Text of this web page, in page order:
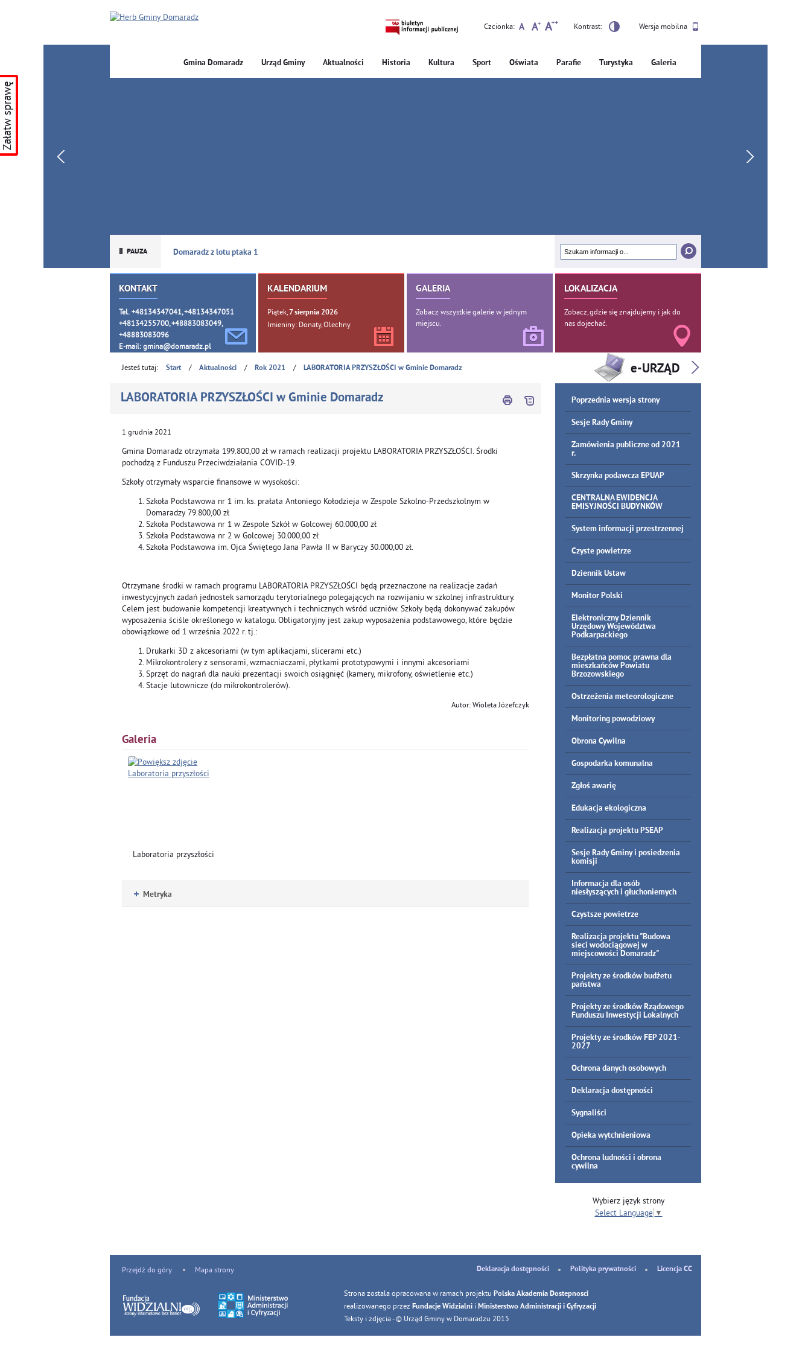
Wersja mobilna
Czcionka: Kontrast:
Gmina Domaradz Urząd Gminy Aktualności Historia Kultura Sport Oświata Parafie Turystyka Galeria
Domaradz z lotu ptaka 1
KONTAKT
Tel. +48134347041, +48134347051
+48134255700, +48883083049,
+48883083096
E-mail: gmina@domaradz.pl
KALENDARIUM
Piątek, 7sierpnia 2026
Imieniny: Donaty, Olechny
GALERIA
Zobacz wszystkie galerie w jednym
miejscu.
LOKALIZACJA
Zobacz, gdzie się znajdujemy i jak do
nas dojechać.
Załatw sprawę
Jesteś tutaj: Start / Aktualności / Rok 2021 / LABORATORIA PRZYSZŁOŚCI w Gminie Domaradz
LABORATORIA PRZYSZŁOŚCI w Gminie Domaradz
1 grudnia 2021
Gmina Domaradz otrzymała 199.800,00 zł w ramach realizacji projektu LABORATORIA PRZYSZŁOŚCI. Środki
pochodzą z Funduszu Przeciwdziałania COVID-19.
Szkoły otrzymały wsparcie finansowe w wysokości:
Szkoła Podstawowa nr 1 im. ks. prałata Antoniego Kołodzieja w Zespole Szkolno-Przedszkolnym w
Domaradzy 79.800,00 zł
Szkoła Podstawowa nr 1 w Zespole Szkół w Golcowej 60.000,00 zł
Szkoła Podstawowa nr 2 w Golcowej 30.000,00 zł
Szkoła Podstawowa im. Ojca Świętego Jana Pawła II w Baryczy 30.000,00 zł.
Otrzymane środki w ramach programu LABORATORIA PRZYSZŁOŚCI będą przeznaczone na realizacje zadań
inwestycyjnych zadań jednostek samorządu terytorialnego polegających na rozwijaniu w szkolnej infrastruktury.
Celem jest budowanie kompetencji kreatywnych i technicznych wśród uczniów. Szkoły będą dokonywać zakupów
wyposażenia ściśle określonego w katalogu. Obligatoryjny jest zakup wyposażenia podstawowego, które będzie
obowiązkowe od 1 września 2022 r. tj.:
Drukarki 3D z akcesoriami (w tym aplikacjami, slicerami etc.)
Mikrokontrolery z sensorami, wzmacniaczami, płytkami prototypowymi i innymi akcesoriami
Sprzęt do nagrań dla nauki prezentacji swoich osiągnięć (kamery, mikrofony, oświetlenie etc.)
Stacje lutownicze (do mikrokontrolerów).
Autor: Wioleta Józefczyk
Galeria
Laboratoria przyszłości
Metryka
Poprzednia wersja strony
Sesje Rady Gminy
Zamówienia publiczne od 2021
r.
Skrzynka podawcza EPUAP
CENTRALNA EWIDENCJA
EMISYJNOŚCI BUDYNKÓW
System informacji przestrzennej
Czyste powietrze
Dziennik Ustaw
Monitor Polski
Elektroniczny Dziennik
Urzędowy Województwa
Podkarpackiego
Bezpłatna pomoc prawna dla
mieszkańców Powiatu
Brzozowskiego
Ostrzeżenia meteorologiczne
Monitoring powodziowy
Obrona Cywilna
Gospodarka komunalna
Zgłoś awarię
Edukacja ekologiczna
Realizacja projektu PSEAP
Sesje Rady Gminy i posiedzenia
komisji
Informacja dla osób
niesłyszących i głuchoniemych
Czystsze powietrze
Realizacja projektu "Budowa
sieci wodociągowej w
miejscowości Domaradz"
Projekty ze środków budżetu
państwa
Projekty ze środków Rządowego
Funduszu Inwestycji Lokalnych
Projekty ze środków FEP 2021-
2027
Ochrona danych osobowych
Deklaracja dostępności
Sygnaliści
Opieka wytchnieniowa
Ochrona ludności i obrona
cywilna
Wybierz język strony
Select Language ▼
Przejdź do góry Mapa strony Deklaracja dostępności Polityka prywatności Licencja CC
Strona zostala opracowana w ramach projektu Polska Akademia Dostepnosci
realizowanego przez Fundacje Widzialni i Ministerstwo Administracji i Cyfryzacji
Teksty i zdjęcia - © Urząd Gminy w Domaradzu 2015